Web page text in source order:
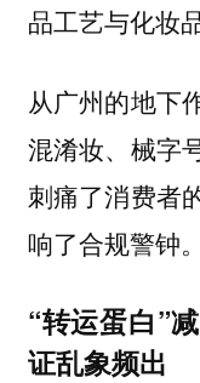
品工艺与化妆
从广州的地下
混淆妆、械字
刺痛了消费者
响了合规警钟。
“转运蛋白”
证乱象频出